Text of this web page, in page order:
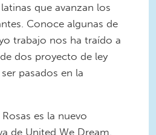
que avanzan los
Conoce algunas de
trabajo nos ha traído a
dos proyecto de ley
pasados en la
es la nuevo
de United We Dream.